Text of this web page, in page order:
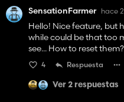
SensationFarmer hace
Hello! Nice feature, but
while could be that too
see... How to reset
4 Respuesta
Ver 2 respuestas